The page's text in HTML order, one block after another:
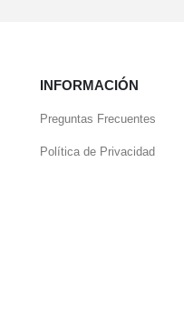
INFORMACIÓN
Preguntas Frecuentes
Política de Privacidad